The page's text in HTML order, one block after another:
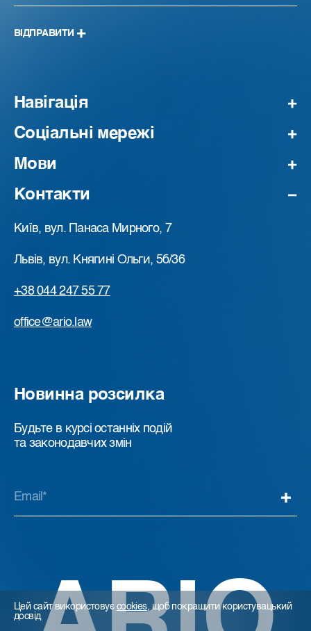
ВІДПРАВИТИ
Навігація
Соціальні мережі
Мови
Контакти
Київ, вул. Панаса Мирного, 7
Львів, вул. Княгині Ольги, 5б/36
+38 044 247 55 77
office@ario.law
Новинна розсилка
Будьте в курсі останніх подій
та законодавчих змін
Цей сайт використовує cookies, щоб покращити користувацький
досвід